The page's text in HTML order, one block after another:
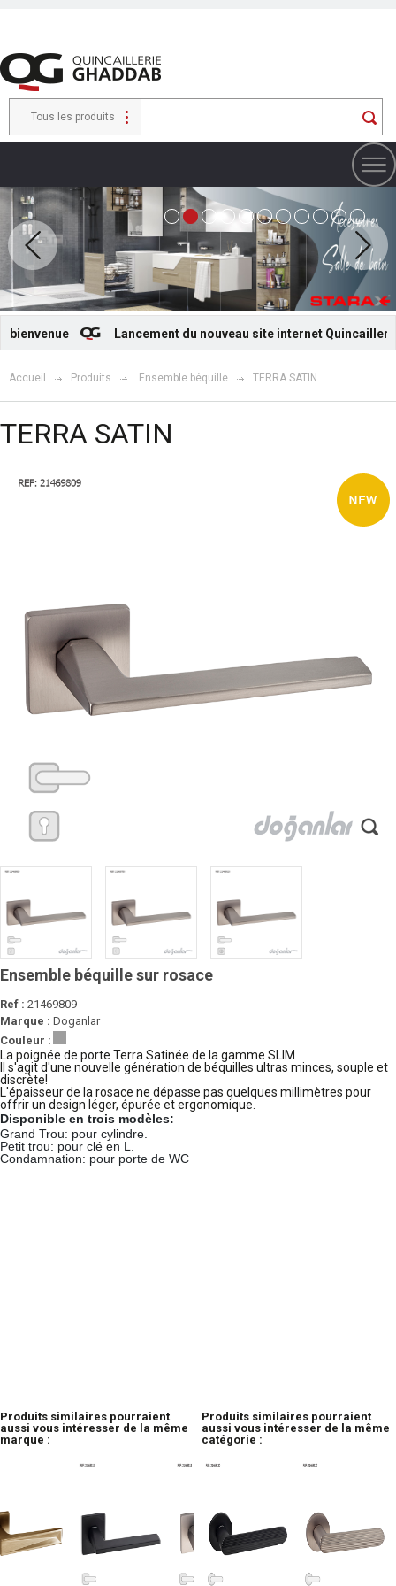
Tous les produits
Lancement du nouveau site internet Quincaillerie
Accueil Produits Ensemble béquille TERRA SATIN
TERRA SATIN
Ensemble béquille sur rosace
Ref : 21469809
Marque : Doganlar
Couleur :
La poignée de porte Terra Satinée de la gamme SLIM
Il s'agit d'une nouvelle génération de béquilles ultras minces, souple et
discrète!
L'épaisseur de la rosace ne dépasse pas quelques millimètres pour
offrir un design léger, épurée et ergonomique.
Disponible en trois modèles:
Grand Trou: pour cylindre.
Petit trou: pour clé en L.
Condamnation: pour porte de WC
Produits similaires pourraient
aussi vous intéresser de la même
marque :
Produits similaires pourraient
aussi vous intéresser de la même
catégorie :